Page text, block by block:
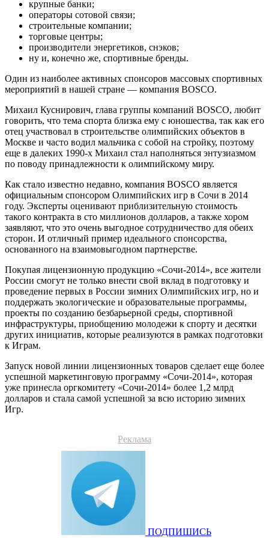
крупные банки;
операторы сотовой связи;
строительные компании;
торговые центры;
производители энергетиков, снэков;
ну и, конечно же, спортивные бренды.
Один из наиболее активных спонсоров массовых спортивных
мероприятий в нашей стране — компания BOSCO.
Михаил Куснирович, глава группы компаний BOSCO, любит
говорить, что тема спорта близка ему с юношества, так как его
отец участвовал в строительстве олимпийских объектов в
Москве и часто водил мальчика с собой на стройку, поэтому
еще в далеких 1990-х Михаил стал наполняться энтузиазмом
по поводу принадлежности к олимпийскому миру.
Как стало известно недавно, компания BOSCO является
официальным спонсором Олимпийских игр в Сочи в 2014
году. Эксперты оценивают приблизительную стоимость
такого контракта в сто миллионов долларов, а также хором
заявляют, что это очень выгодное сотрудничество для обеих
сторон. И отличный пример идеального спонсорства,
основанного на взаимовыгодном партнерстве.
Покупая лицензионную продукцию «Сочи-2014», все жители
России смогут не только внести свой вклад в подготовку и
проведение первых в России зимних Олимпийских игр, но и
поддержать экологические и образовательные программы,
проекты по созданию безбарьерной среды, спортивной
инфраструктуры, приобщению молодежи к спорту и десятки
других инициатив, которые реализуются в рамках подготовки
к Играм.
Запуск новой линии лицензионных товаров сделает еще более
успешной маркетинговую программу «Сочи-2014», которая
уже принесла оргкомитету «Сочи-2014» более 1,2 млрд
долларов и стала самой успешной за всю историю зимних
Игр.
Реклама
ПОДПИШИСЬ